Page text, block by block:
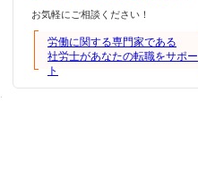
お気軽にご相談ください！
労働に関する専門家である
社労士があなたの転職をサポー
ト